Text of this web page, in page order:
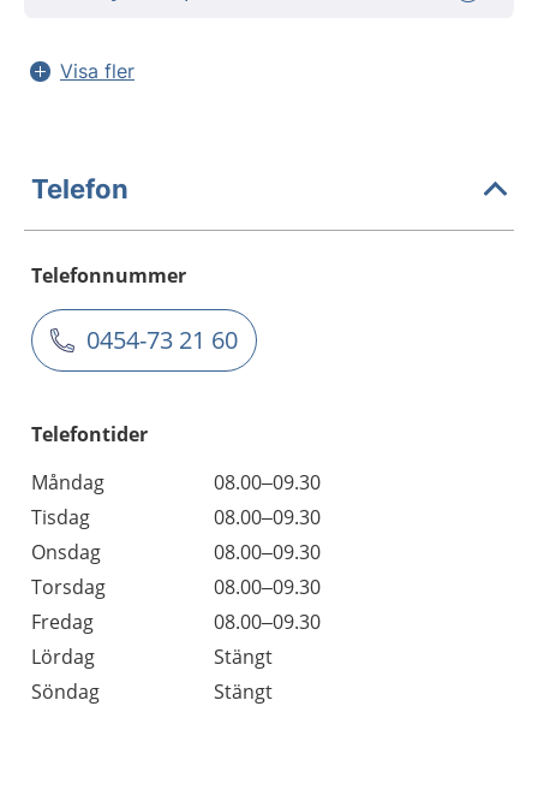
Visa fler
Telefon
Telefonnummer
0454-73 21 60
Telefontider
Måndag
08.00–09.30
Tisdag
08.00–09.30
Onsdag
08.00–09.30
Torsdag
08.00–09.30
Fredag
08.00–09.30
Lördag
Stängt
Söndag
Stängt